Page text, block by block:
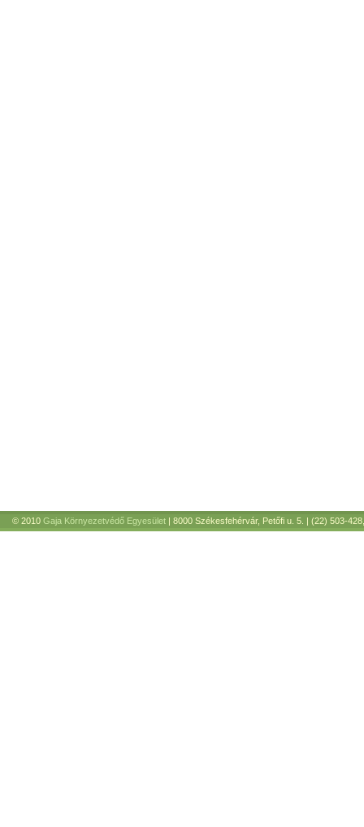
© 2010 Gaja Környezetvédő Egyesület | 8000 Székesfehérvár, Petőfi u. 5. | (22) 503-